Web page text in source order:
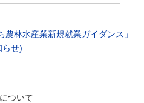
農林水産業新規就業ガイダンス」
らせ)
ついて